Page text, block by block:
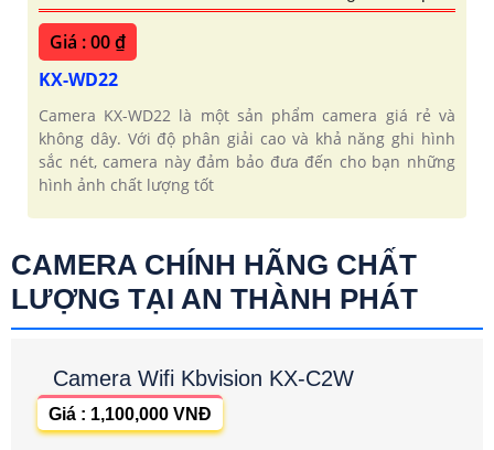
Giá : 00 ₫
KX-WD22
Camera KX-WD22 là một sản phẩm camera giá rẻ và
không dây. Với độ phân giải cao và khả năng ghi hình
sắc nét, camera này đảm bảo đưa đến cho bạn những
hình ảnh chất lượng tốt
CAMERA CHÍNH HÃNG CHẤT
LƯỢNG TẠI AN THÀNH PHÁT
Camera Wifi Kbvision KX-C2W
Giá : 1,100,000 VNĐ